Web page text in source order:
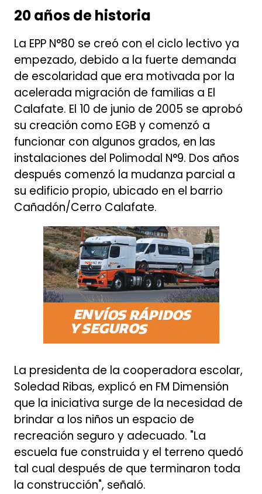
20 años de historia
La EPP N°80 se creó con el ciclo lectivo ya
empezado, debido a la fuerte demanda
de escolaridad que era motivada por la
acelerada migración de familias a El
Calafate. El 10 de junio de 2005 se aprobó
su creación como EGB y comenzó a
funcionar con algunos grados, en las
instalaciones del Polimodal N°9. Dos años
después comenzó la mudanza parcial a
su edificio propio, ubicado en el barrio
Cañadón/Cerro Calafate.
La presidenta de la cooperadora escolar,
Soledad Ribas, explicó en FM Dimensión
que la iniciativa surge de la necesidad de
brindar a los niños un espacio de
recreación seguro y adecuado. "La
escuela fue construida y el terreno quedó
tal cual después de que terminaron toda
la construcción", señaló.